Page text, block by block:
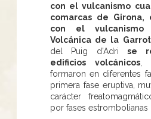
con el vulcanismo
comarcas de Girona,
con el
Volcánica de la
del Puig d'Adrise
edificios volcánicos ,
formaron en diferentes
primera fase eruptiva,
carácter
por fases estrombolianas